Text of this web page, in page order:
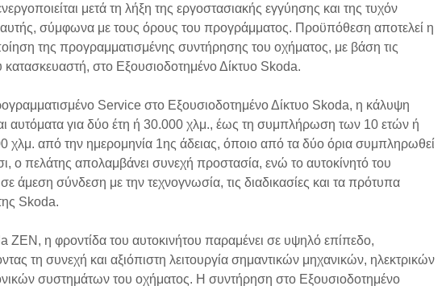
μετά τη λήξη της εργοστασιακής εγγύησης και της τυχόν
σύμφωνα με τους όρους του προγράμματος. Προϋπόθεση αποτελεί η
της προγραμματισμένης συντήρησης του οχήματος, με βάση τις
κατασκευαστή, στο Εξουσιοδοτημένο Δίκτυο Skoda.
Service στο Εξουσιοδοτημένο Δίκτυο Skoda, η κάλυψη
αυτόματα για δύο έτη ή 30.000 χλμ., έως τη συμπλήρωση των 10 ετών ή
χλμ. από την ημερομηνία 1ης άδειας, όποιο από τα δύο όρια συμπληρωθεί
ο πελάτης απολαμβάνει συνεχή προστασία, ενώ το αυτοκίνητό του
σε άμεση σύνδεση με την τεχνογνωσία, τις διαδικασίες και τα πρότυπα
Skoda.
ZEN, η φροντίδα του αυτοκινήτου παραμένει σε υψηλό επίπεδο,
τη συνεχή και αξιόπιστη λειτουργία σημαντικών μηχανικών, ηλεκτρικών
συστημάτων του οχήματος. Η συντήρηση στο Εξουσιοδοτημένο